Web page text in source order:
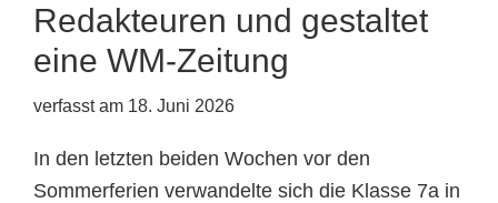
Redakteuren und gestaltet
eine WM-Zeitung
verfasst am 18. Juni 2026
In den letzten beiden Wochen vor den
Sommerferien verwandelte sich die Klasse 7a in